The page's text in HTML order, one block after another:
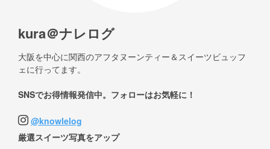
kura＠ナレログ
大阪を中心に関西のアフタヌーンティー＆スイーツビュッフ
ェに行ってます。
SNSでお得情報発信中。フォローはお気軽に！
@knowlelog
厳選スイーツ写真をアップ